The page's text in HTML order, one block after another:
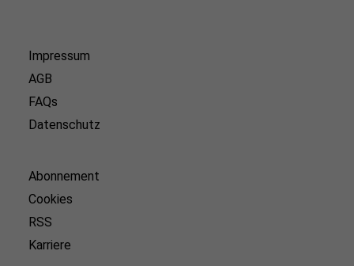
Impressum
AGB
FAQs
Datenschutz
Abonnement
Cookies
RSS
Karriere